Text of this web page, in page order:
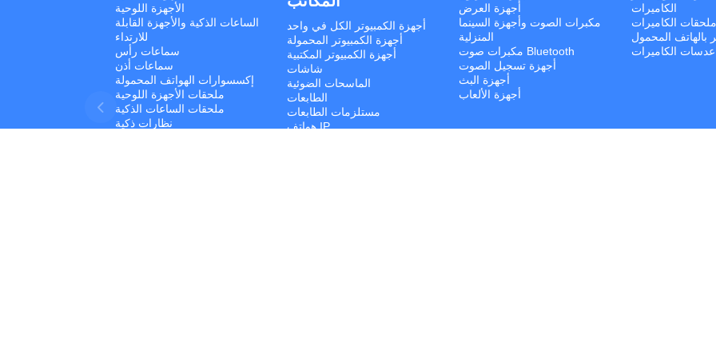
الأجهزة اللوحية
الساعات الذكية والأجهزة القابلة
للارتداء
سماعات رأس
سماعات أذن
إكسسوارات الهواتف المحمولة
ملحقات الأجهزة اللوحية
ملحقات الساعات الذكية
نظارات ذكية
أجهزة الكمبيوتر الكل في واحد
أجهزة الكمبيوتر المحمولة
أجهزة الكمبيوتر المكتبية
شاشات
الماسحات الضوئية
الطابعات
مستلزمات الطابعات
هواتف IP
أجهزة العرض
مكبرات الصوت وأجهزة السينما
المنزلية
مكبرات صوت Bluetooth
أجهزة تسجيل الصوت
أجهزة البث
أجهزة الألعاب
الكاميرات
ملحقات الكاميرات
بالهاتف المحمول
عدسات الكاميرات